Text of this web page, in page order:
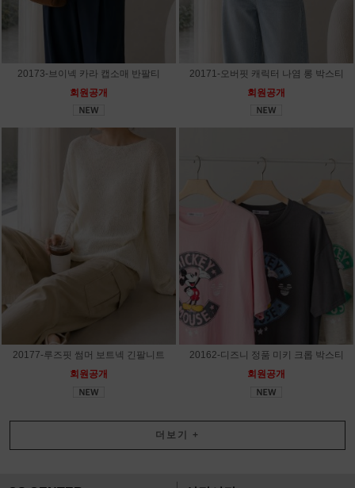
20173-브이넥 카라 캡소매 반팔티
회원공개
20171-오버핏 캐릭터 나염 롱 박스티
회원공개
20177-루즈핏 썸머 보트넥 긴팔니트
회원공개
20162-디즈니 정품 미키 크롭 박스티
회원공개
더보기 +